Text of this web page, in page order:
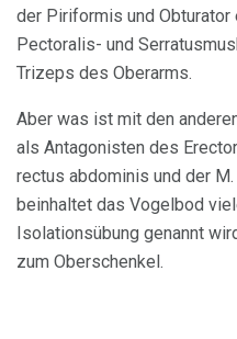
der Piriformis und
Pectoralis- und
Trizeps des Oberarms.
Aber was ist mit den
als Antagonisten des
rectus abdominis und der
beinhaltet das Vogelbod
Isolationsübung genannt
zum Oberschenkel.